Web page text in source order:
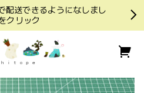
配送できるようになしまし
クリック